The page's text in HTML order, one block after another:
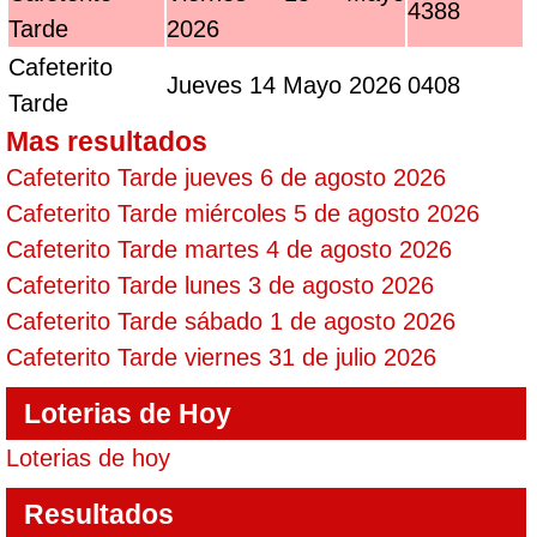
Tarde
2026
4388
Cafeterito
Tarde
Jueves 14 Mayo 2026 0408
Mas resultados
Cafeterito Tarde jueves 6 de agosto 2026
Cafeterito Tarde miércoles 5 de agosto 2026
Cafeterito Tarde martes 4 de agosto 2026
Cafeterito Tarde lunes 3 de agosto 2026
Cafeterito Tarde sábado 1 de agosto 2026
Cafeterito Tarde viernes 31 de julio 2026
Loterias de Hoy
Loterias de hoy
Resultados